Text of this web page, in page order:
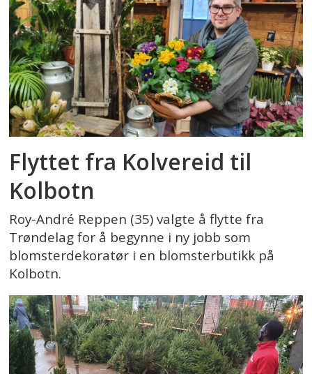
Flyttet fra Kolvereid til
Kolbotn
Roy-André Reppen (35) valgte å flytte fra
Trøndelag for å begynne i ny jobb som
blomsterdekoratør i en blomsterbutikk på
Kolbotn.